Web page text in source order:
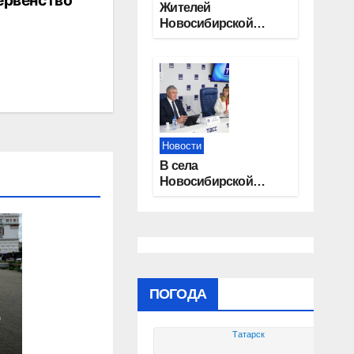
Жителей
Новосибирской
квалификацию
премии «КАРДО»
Новости
В села
Новосибирской
ПОГОДА
Татарск